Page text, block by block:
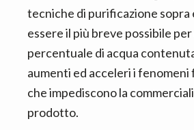
tecniche di purificazione sopra
essere il più breve possibile
percentuale di acqua
aumenti ed acceleri i
che impediscono la
prodotto.